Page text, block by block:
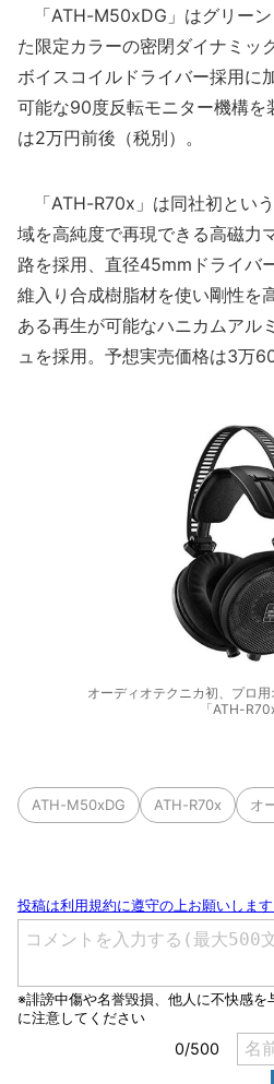
「ATH-M50xDG」はグリー
た限定カラーの密閉ダイナミッ
ボイスコイルドライバー採用に
可能な90度反転モニター機構を
は2万円前後（税別）。
「ATH-R70x」は同社初とい
域を高純度で再現できる高磁力
路を採用、直径45mmドライバ
維入り合成樹脂材を使い剛性を
ある再生が可能なハニカムアル
ュを採用。予想実売価格は3万
オーディオテクニカ初、プロ
「ATH-R70x
ATH-M50xDG ATH-R70x オ